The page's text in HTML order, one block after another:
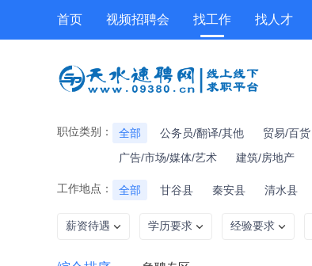
首页 视频招聘会 找工作 找人才
职位类别： 全部 公务员/翻译/其他 贸易/百货
广告/市场/媒体/艺术
建筑/房地产
工作地点： 全部 甘谷县 秦安县 清水县
薪资待遇 学历要求 经验要求